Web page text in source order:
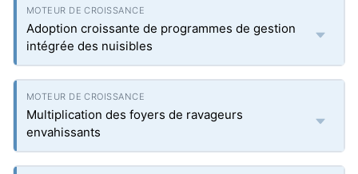
Adoption croissante de programmes de gestion
intégrée des nuisibles
Multiplication des foyers de ravageurs
envahissants